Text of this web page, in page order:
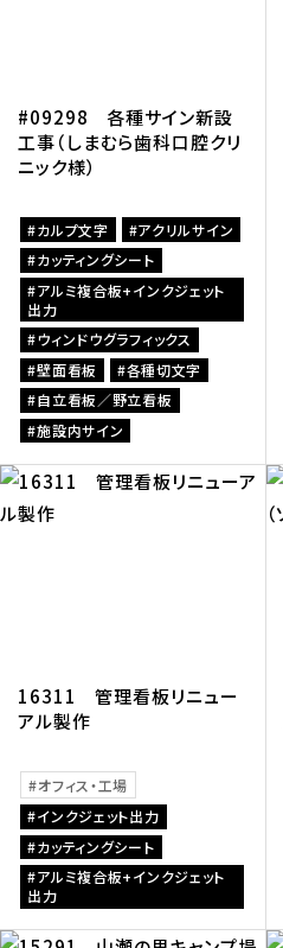
#09298 各種サイン新設
工事（しまむら歯科口腔クリ
ニック様）
カルプ文字
アクリルサイン
カッティングシート
アルミ複合板+インクジェット
出力
ウィンドウグラフィックス
壁面看板
各種切文字
自立看板／野立看板
施設内サイン
16311 管理看板リニュー
アル製作
オフィス・工場
インクジェット出力
カッティングシート
アルミ複合板+インクジェット
出力